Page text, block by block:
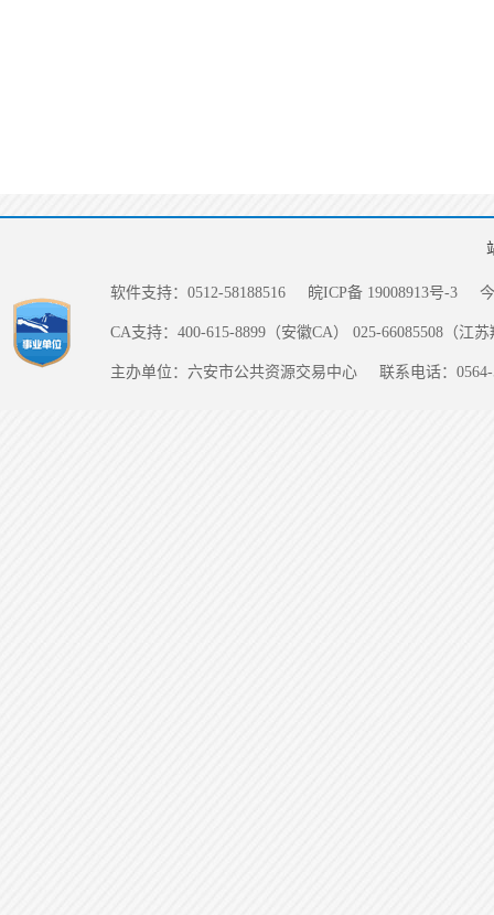
软件支持：0512-58188516 皖ICP备 19008913号-3
CA支持：400-615-8899（安徽CA） 025-66085508（江
主办单位：六安市公共资源交易中心 联系电话：0564-